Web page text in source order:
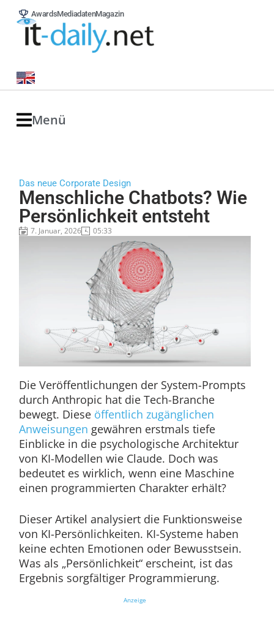
AwardsMediadatenMagazin
Menü
Das neue Corporate Design
Menschliche Chatbots? Wie
Persönlichkeit entsteht
7. Januar, 2026 05:33
Die Veröffentlichungen der System-Prompts
durch Anthropic hat die Tech-Branche
bewegt. Diese öffentlich zugänglichen
Anweisungen gewähren erstmals tiefe
Einblicke in die psychologische Architektur
von KI-Modellen wie Claude. Doch was
bedeutet es wirklich, wenn eine Maschine
einen programmierten Charakter erhält?
Dieser Artikel analysiert die Funktionsweise
von KI-Persönlichkeiten. KI-Systeme haben
keine echten Emotionen oder Bewusstsein.
Was als „Persönlichkeit“ erscheint, ist das
Ergebnis sorgfältiger Programmierung.
Anzeige